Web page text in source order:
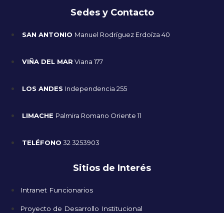
Sedes y Contacto
SAN ANTONIO Manuel Rodríguez Erdoíza 40
VIÑA DEL MAR Viana 177
LOS ANDES Independencia 255
LIMACHE Palmira Romano Oriente 11
TELÉFONO 32 3253903
Sitios de Interés
Intranet Funcionarios
Proyecto de Desarrollo Institucional